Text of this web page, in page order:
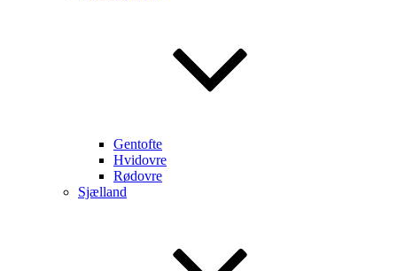
Gentofte
Hvidovre
Rødovre
Sjælland